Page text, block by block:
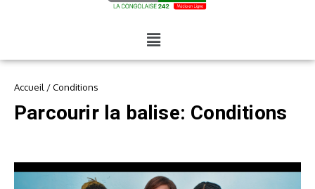
Accueil /Conditions
Parcourir la balise: Conditions